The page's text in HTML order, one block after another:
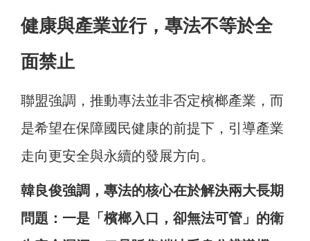
健康與產業並行，專法不等於全
面禁止
聯盟強調，推動專法並非否定檳榔產業，而
是希望在保障國民健康的前提下，引導產業
走向更安全與永續的發展方向。
韓良俊強調，專法的核心在於解決兩大長期
問題：一是「檳榔入口，卻無法可管」的衛